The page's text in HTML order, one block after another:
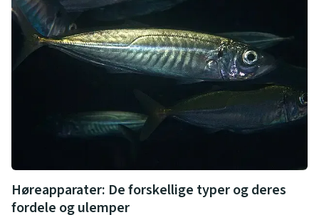
Høreapparater: De forskellige typer og deres
fordele og ulemper